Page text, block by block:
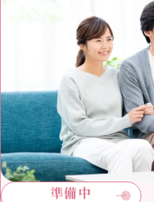
準備中